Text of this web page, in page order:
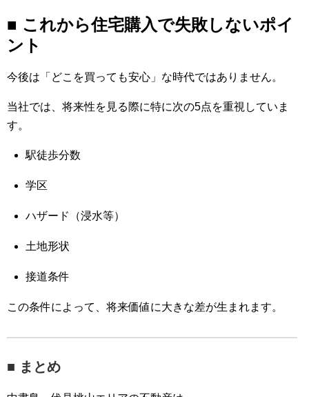
■ これから住宅購入で失敗しないポイ
ント
今後は「どこを買っても安心」な時代ではありません。
当社では、将来性を見る際に特に次の5点を重視していま
す。
駅徒歩分数
学区
ハザード（浸水等）
土地形状
接道条件
この条件によって、将来価値に大きな差が生まれます。
■ まとめ